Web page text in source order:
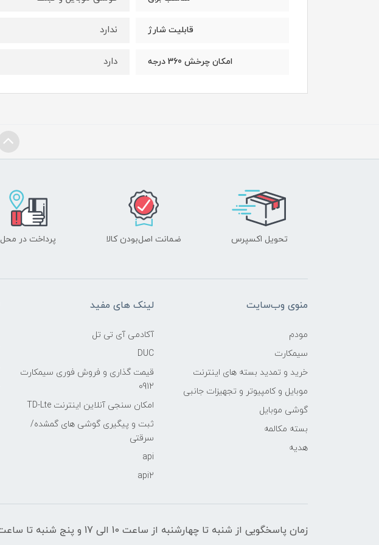
قابلیت شارژ ندارد
امکان چرخش 360 درجه دارد
تحویل اکسپرس ضمانت اصل‌بودن کالا پرداخت در محل
منوی وب‌سایت
مودم
سیمکارت
خرید و تمدید بسته های اینترنت
موبایل و کامپیوتر و تجهیزات جانبی
گوشی موبایل
بسته مکالمه
هدیه
لینک های مفید
آکادمی آی تی تل
DUC
قیمت گذاری و فروش فوری سیمکارت
0912
امکان سنجی آنلاین اینترنت TD-Lte
ثبت و پیگیری گوشی های گمشده/
سرقتی
api
api2
زمان پاسخگویی از شنبه تا چهارشنبه از ساعت 10 الی 17 و پنج شنبه تا ساعت 13